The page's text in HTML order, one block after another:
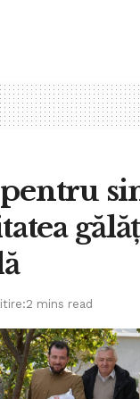
mins read